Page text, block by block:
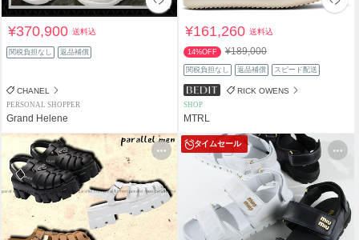
¥370,900送料込
関税負担なし 返品補償
CHANEL
PERSONAL SHOPPER
Grand Helene
¥161,260送料込
14%OFF ¥189,000
関税負担なし 返品補償 スピード配送
RICK OWENS
SHOP
MTRL
タイムセール